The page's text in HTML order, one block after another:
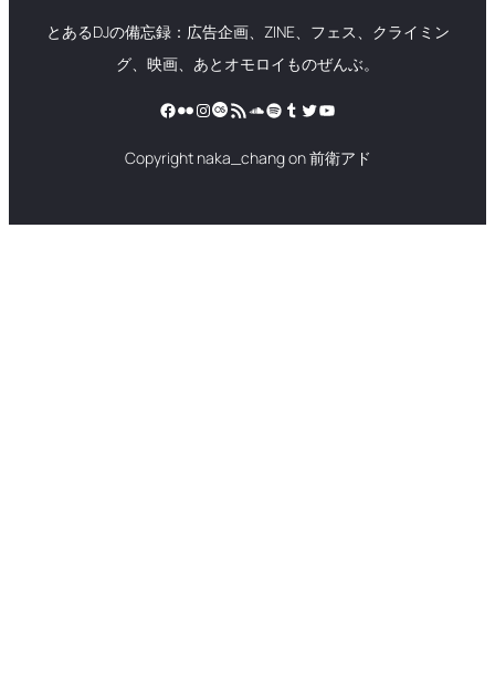
とあるDJの備忘録：広告企画、ZINE、フェス、クライミン
グ、映画、あとオモロイものぜんぶ。
Facebook
FlickrInstagram
Last.fm
RSS フィードSoundCloud
Spotify
Tumblr
Twitter
YouTube
Copyright naka_chang on 前衛アド